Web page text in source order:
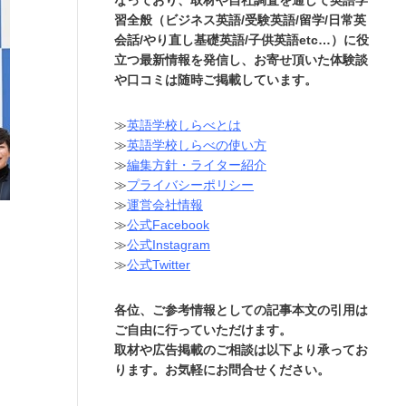
習全般（ビジネス英語/受験英語/留学/日常英
会話/やり直し基礎英語/子供英語etc…）に役
立つ最新情報を発信し、お寄せ頂いた体験談
や口コミは随時ご掲載しています。
≫英語学校しらべとは
≫英語学校しらべの使い方
≫編集方針・ライター紹介
≫プライバシーポリシー
≫運営会社情報
≫公式Facebook
≫公式Instagram
≫公式Twitter
各位、ご参考情報としての記事本文の引用は
ご自由に行っていただけます。
取材や広告掲載のご相談は以下より承ってお
ります。お気軽にお問合せください。